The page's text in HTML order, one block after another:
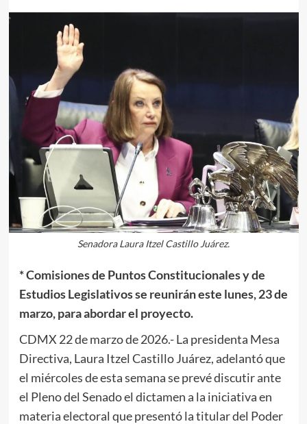
Senadora Laura Itzel Castillo Juárez.
* Comisiones de Puntos Constitucionales y de
Estudios Legislativos se reunirán este lunes, 23 de
marzo, para abordar el proyecto.
CDMX 22 de marzo de 2026.- La presidenta Mesa
Directiva, Laura Itzel Castillo Juárez, adelantó que
el miércoles de esta semana se prevé discutir ante
el Pleno del Senado el dictamen a la iniciativa en
materia electoral que presentó la titular del Poder